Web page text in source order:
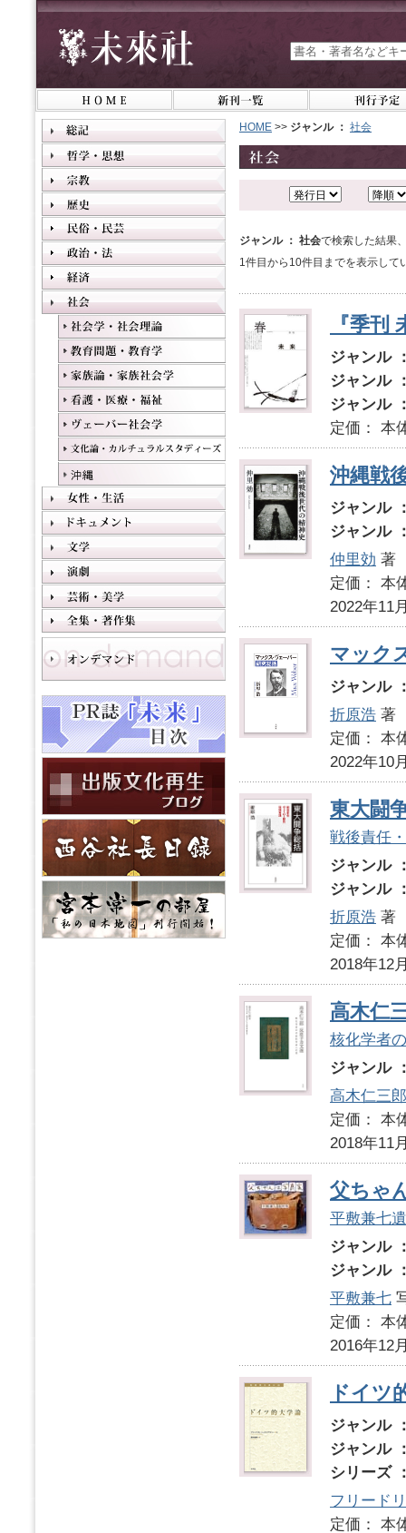
HOME >> ジャンル ： 社会
ジャンル ： 社会で検索した結果
1件目から10件目までを表示して
『季刊
ジャンル
ジャンル
ジャンル
定価：
沖縄戦
ジャンル
ジャンル
仲里効 著
定価：
2022年11
マック
ジャンル
折原浩 著
定価：
2022年10
東大闘
戦後責任
ジャンル
ジャンル
折原浩 著
定価：
2018年12
高木仁
核化学者
ジャンル
高木仁三郎
定価：
2018年11
父ちゃ
平敷兼七
ジャンル
ジャンル
平敷兼七
定価：
2016年12
ドイツ
ジャンル
ジャンル
シリーズ
フリード
定価：